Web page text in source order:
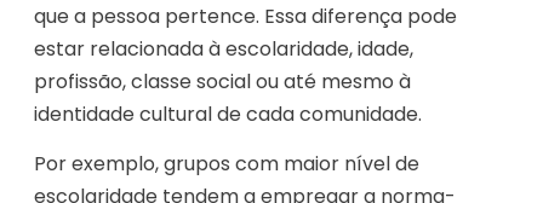
que a pessoa pertence. Essa diferença pode
estar relacionada à escolaridade, idade,
profissão, classe social ou até mesmo à
identidade cultural de cada comunidade.
Por exemplo, grupos com maior nível de
escolaridade tendem a empregar a norma-